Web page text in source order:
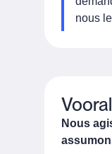
nous
Nous